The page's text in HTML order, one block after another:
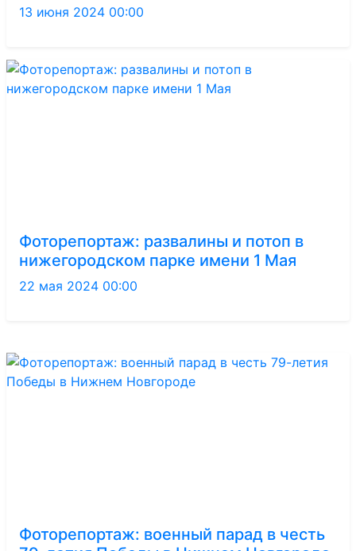
13 июня 2024 00:00
Фоторепортаж: развалины и потоп в
нижегородском парке имени 1 Мая
22 мая 2024 00:00
Фоторепортаж: военный парад в честь